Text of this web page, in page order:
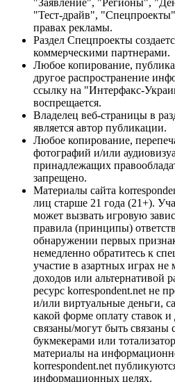
"Тест-драйв",
правах рекламы.
Раздел Спецпроекты
коммерческими партнерами.
Любое копирование,
другое распространение
ссылку на "Интерфакс-
воспрещается.
Владелец веб-страницы в
является автор публикации.
Любое копирование,
фотографий и/или
принадлежащих
запрещено.
Материалы сайта
лиц старше 21 года (21+).
может вызвать игровую
правила (принципы)
обнаружении первых
немедленно обратитесь к
участие в азартных играх
доходов или
ресурс korrespondent.net не
и/или виртуальные деньги,
какой форме оплату ставок
связаны/могут быть связаны
букмекерами или
материалы на
korrespondent.net
информационных целях.